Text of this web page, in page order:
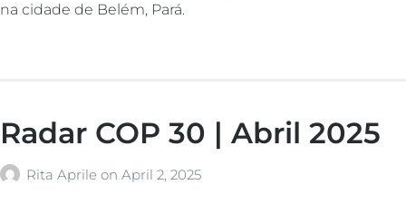
na cidade de Belém, Pará.
Radar COP 30 | Abril 2025
Rita Aprile on April 2, 2025